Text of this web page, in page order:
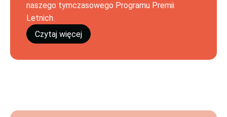
naszego tymczasowego Programu Premii
Letnich.
Czytaj więcej